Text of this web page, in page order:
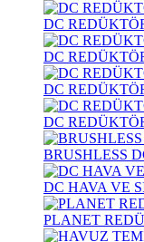
DC
DC
DC
DC
BRUSHLESS
DC HAVA VE
PLANET